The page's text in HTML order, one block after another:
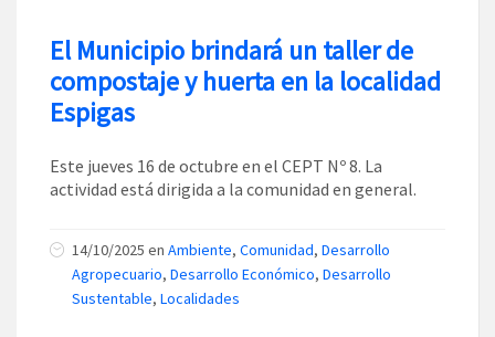
El Municipio brindará un taller de
compostaje y huerta en la localidad
Espigas
Este jueves 16 de octubre en el CEPT Nº 8. La
actividad está dirigida a la comunidad en general.
14/10/2025 en Ambiente, Comunidad, Desarrollo
Agropecuario, Desarrollo Económico, Desarrollo
Sustentable, Localidades